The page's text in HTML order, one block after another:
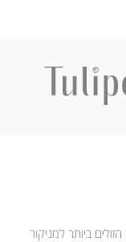
ביותר למניקור